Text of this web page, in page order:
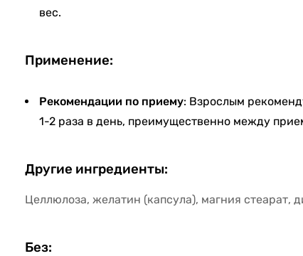
вес.
Применение:
Рекомендации по приему: Взрослым
1-2 раза в день, преимущественно между
Другие ингредиенты:
Целлюлоза, желатин (капсула), магния стеарат,
Без: